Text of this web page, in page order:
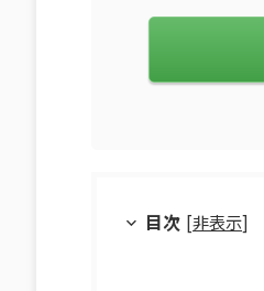
目次 [非表示]